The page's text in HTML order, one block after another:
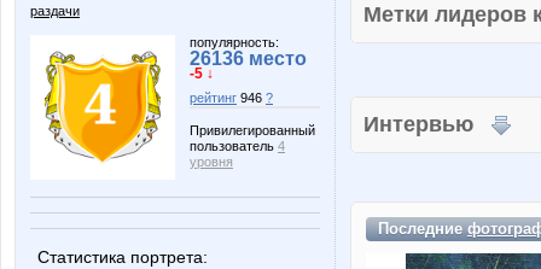
раздачи
популярность:
26136 место
-5 ↓
рейтинг 946 ?
Привилегированный
пользователь 4
уровня
Статистика портрета:
Метки
Интервью
Последние